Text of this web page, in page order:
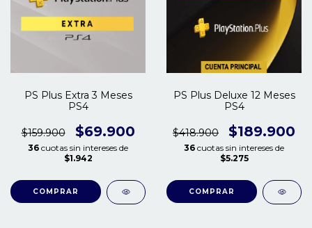
PS Plus Extra 3 Meses
PS4
$159.900 $69.900
36 cuotas sin intereses de
$1.942
PS Plus Deluxe 12 Meses
PS4
$418.900 $189.900
36 cuotas sin intereses de
$5.275